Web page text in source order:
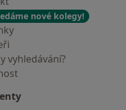
nové kolegy!
vyhledávání?